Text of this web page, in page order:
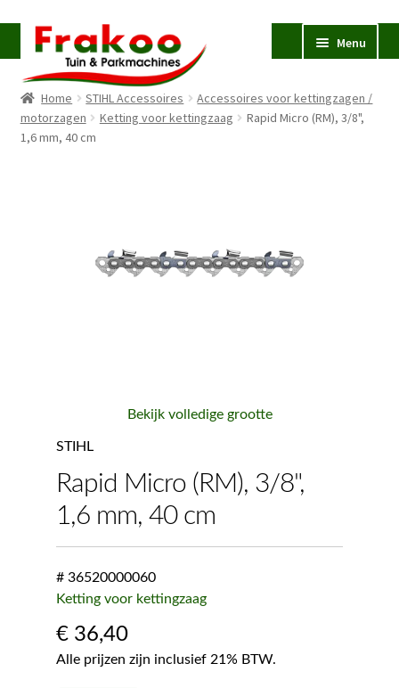
Ga
door
naar
navigatie
Ga
naar
de
inhoud
Menu
Homepage
Verkoop en Reparatie
Home STIHL Accessoires
Accessoires voor kettingzagen /
motorzagen
Ketting voor kettingzaag
Rapid Micro (RM), 3/8",
1,6 mm, 40 cm
Bekijk volledige grootte
STIHL
Rapid Micro (RM), 3/8",
1,6 mm, 40 cm
# 36520000060
Ketting voor kettingzaag
€36,40
Alle prijzen zijn inclusief 21% BTW.